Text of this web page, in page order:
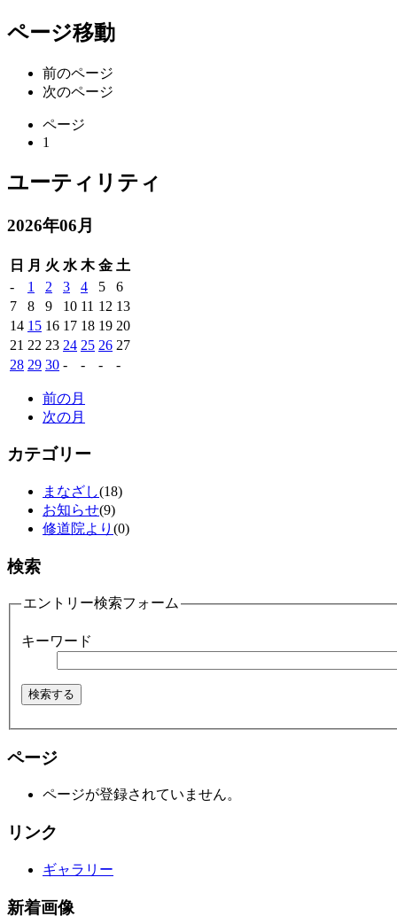
ページ移動
前のページ
次のページ
ページ
1
ユーティリティ
2026年06月
日 月 火 水 木 金 土
-
1 2 3 4 5
6
7
8 9 10 11 12 13
14 15 16 17 18 19 20
21 22 23 24 25 26 27
28 29 30 - - - -
前の月
次の月
カテゴリー
まなざし(18)
お知らせ(9)
修道院より (0)
検索
エントリー検索フォーム
キーワード
ページ
ページが登録されていません。
リンク
ギャラリー
新着画像